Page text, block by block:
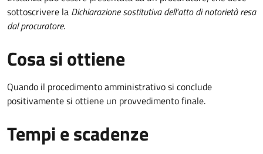
sottoscrivere la Dichiarazione sostitutiva dell'atto di notorietà resa
dal procuratore.
Cosa si ottiene
Quando il procedimento amministrativo si conclude
positivamente si ottiene un provvedimento finale.
Tempi e scadenze